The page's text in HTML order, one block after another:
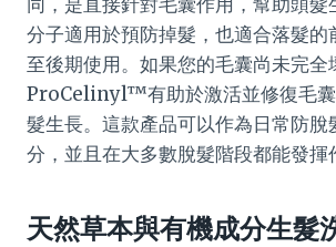
分子適用於預防掉髮，也適合落髮的
至後期使用。如果您的毛囊尚未完全
ProCelinyl™有助於激活並修復毛囊
髮生長。這款產品可以作為日常防脫
分，並且在大多數脫髮階段都能發揮
天然草本與有機成分生髮